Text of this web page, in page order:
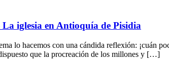
iglesia en Antioquía de Pisidia
lo hacemos con una cándida reflexión: ¡cuán
que la procreación de los millones y […]